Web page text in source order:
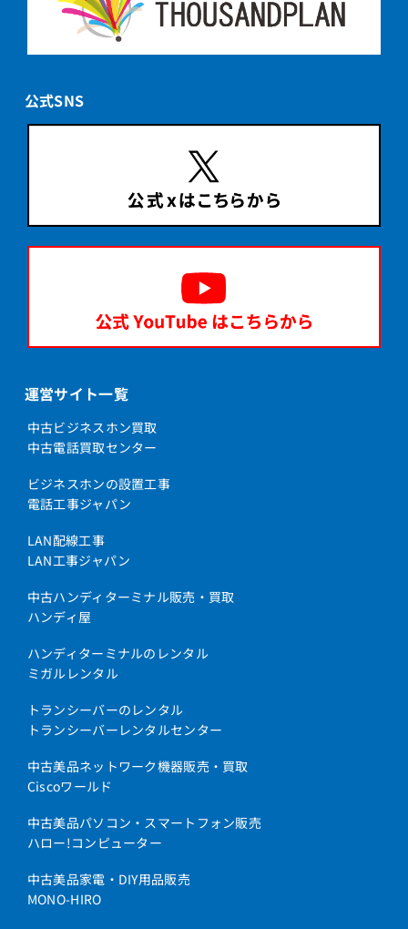
公式SNS
運営サイト一覧
中古ビジネスホン買取
中古電話買取センター
ビジネスホンの設置工事
電話工事ジャパン
LAN配線工事
LAN工事ジャパン
中古ハンディターミナル販売・買取
ハンディ屋
ハンディターミナルのレンタル
ミガルレンタル
トランシーバーのレンタル
トランシーバーレンタルセンター
中古美品ネットワーク機器販売・買取
Ciscoワールド
中古美品パソコン・スマートフォン販売
ハロー!コンピューター
中古美品家電・DIY用品販売
MONO-HIRO